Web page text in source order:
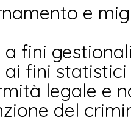
e
a fini
ai fini statistici
legale e
del